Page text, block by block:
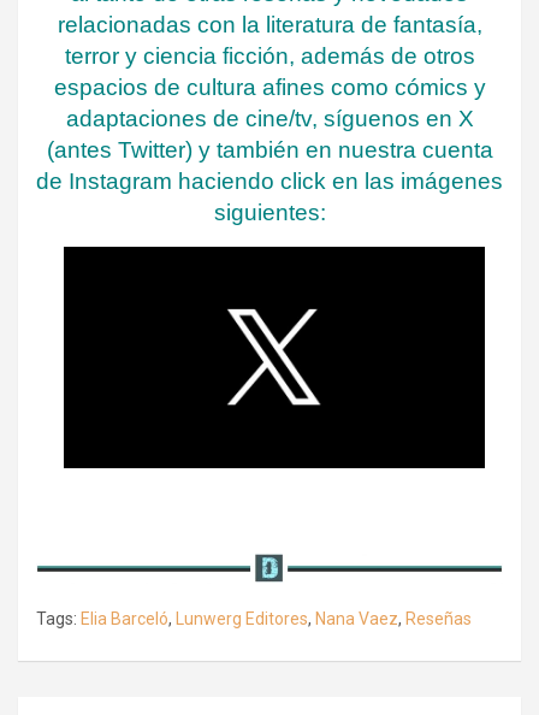
relacionadas con la literatura de fantasía,
terror y ciencia ficción, además de otros
espacios de cultura afines como cómics y
adaptaciones de cine/tv, síguenos en X
(antes Twitter) y también en nuestra cuenta
de Instagram haciendo click en las imágenes
siguientes:
Tags: Elia Barceló, Lunwerg Editores, Nana Vaez, Reseñas